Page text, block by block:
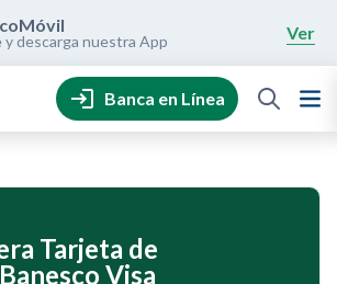
y descarga nuestra App Ver
Banca en Línea
Tarjeta de
Visa